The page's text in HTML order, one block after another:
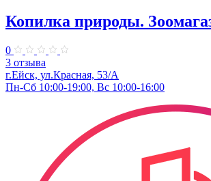
Копилка природы.
0
3 отзыва
г.Ейск, ул.Красная, 53/А
Пн-Сб 10:00-19:00, Вс 10:00-16:00